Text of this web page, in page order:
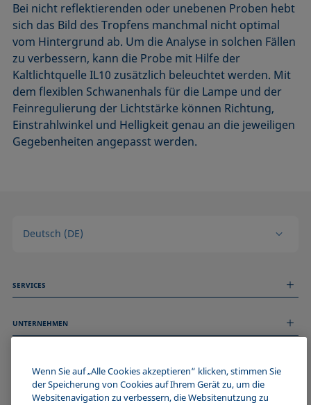
Bei nicht reflektierenden oder unebenen Proben hebt
sich das Bild des Tropfens manchmal nicht optimal
vom Hintergrund ab. Um die Analyse in solchen Fällen
zu verbessern, kann die Probe mit Hilfe der
Kaltlichtquelle IL10 zusätzlich beleuchtet werden. Mit
dem flexiblen Schwanenhals für die Lampe und der
Feinregulierung der Lichtstärke können Richtung,
Einstrahlwinkel und Helligkeit genau an die jeweiligen
Gegebenheiten angepasst werden.
Deutsch (DE)
SERVICES
Technischer Service
UNTERNEHMEN
Stellenangebote
Events
Impressum
WERDE TEIL DER KRÜSS COMMUNITY
Wenn Sie auf „Alle Cookies akzeptieren“ klicken, stimmen Sie
der Speicherung von Cookies auf Ihrem Gerät zu, um die
Websitenavigation zu verbessern, die Websitenutzung zu